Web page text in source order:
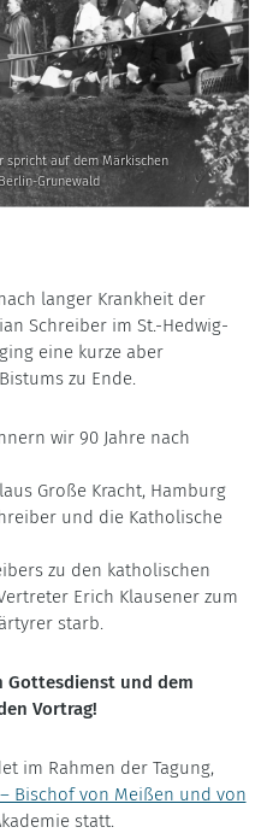
spricht auf dem Märkischen
Grunewald
langer Krankheit der
Schreiber im St.-Hedwig-
eine kurze aber
zu Ende.
wir 90 Jahre nach
Große Kracht, Hamburg
und die Katholische
zu den katholischen
Erich Klausener zum
starb.
Gottesdienst und dem
Vortrag!
im Rahmen der Tagung,
Bischof von Meißen und von
statt.